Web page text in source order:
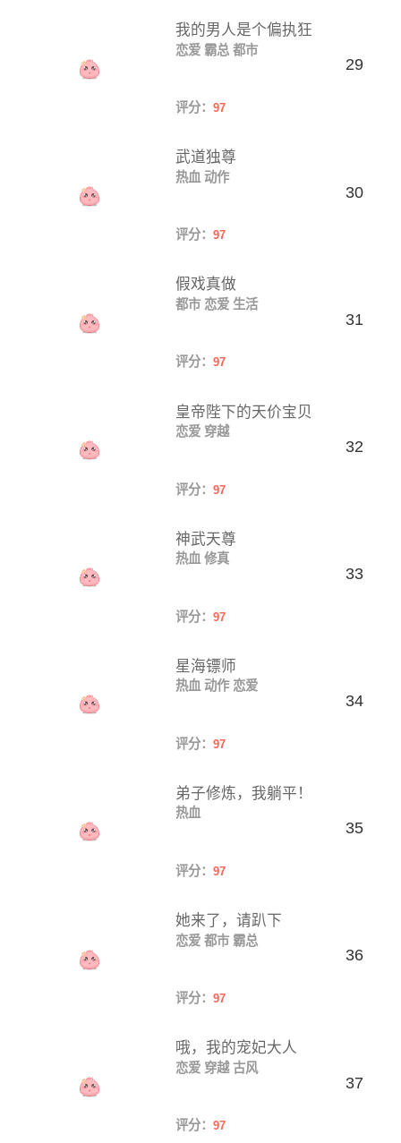
我的男人是个偏执狂
恋爱 霸总 都市
评分： 97
29
武道独尊
热血 动作
评分： 97
30
假戏真做
都市 恋爱 生活
评分： 97
31
皇帝陛下的天价宝贝
恋爱 穿越
评分： 97
32
神武天尊
热血 修真
评分： 97
33
星海镖师
热血 动作 恋爱
评分： 97
34
弟子修炼，我躺平！
热血
评分： 97
35
她来了，请趴下
恋爱 都市 霸总
评分： 97
36
哦，我的宠妃大人
恋爱 穿越 古风
评分： 97
37